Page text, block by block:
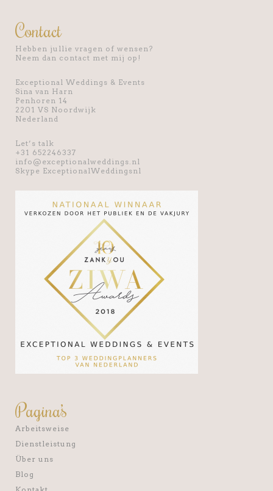
Contact
Hebben jullie vragen of wensen?
Neem dan contact met mij op!
Exceptional Weddings & Events
Sina van Harn
Penhoren 14
2201 VS Noordwijk
Nederland
Let’s talk
+31 652246337
info@exceptionalweddings.nl
Skype ExceptionalWeddingsnl
Pagina’s
Arbeitsweise
Dienstleistung
Über uns
Blog